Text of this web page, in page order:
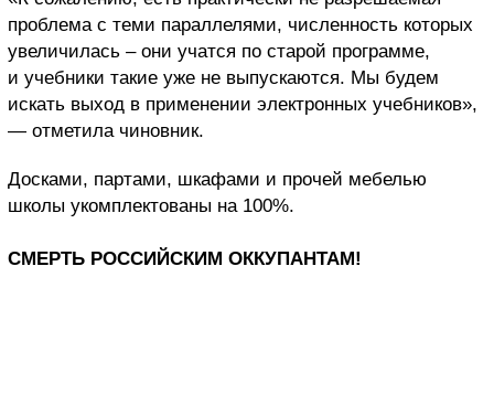
проблема с теми параллелями, численность которых
увеличилась – они учатся по старой программе,
и учебники такие уже не выпускаются. Мы будем
искать выход в применении электронных учебников»,
— отметила чиновник.
Досками, партами, шкафами и прочей мебелью
школы укомплектованы на 100%.
СМЕРТЬ РОССИЙСКИМ ОККУПАНТАМ!